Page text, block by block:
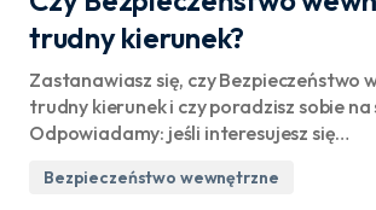
trudny kierunek?
Zastanawiasz się, czy Bezpieczeństwo
trudny kierunek i czy poradzisz sobie
Odpowiadamy: jeśli interesujesz się…
Bezpieczeństwo wewnętrzne